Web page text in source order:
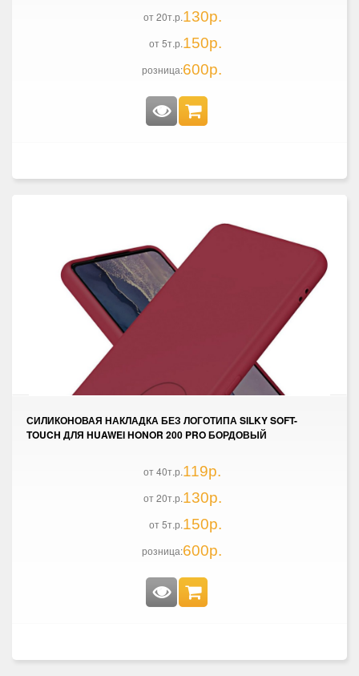
от 20т.р.130р.
от 5т.р.150р.
розница:600р.
СИЛИКОНОВАЯ НАКЛАДКА БЕЗ ЛОГОТИПА SILKY SOFT-
TOUCH ДЛЯ HUAWEI HONOR 200 PRO БОРДОВЫЙ
от 40т.р.119р.
от 20т.р.130р.
от 5т.р.150р.
розница:600р.